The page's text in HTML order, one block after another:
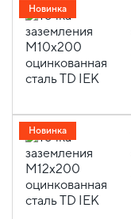
Новинка
Новинка